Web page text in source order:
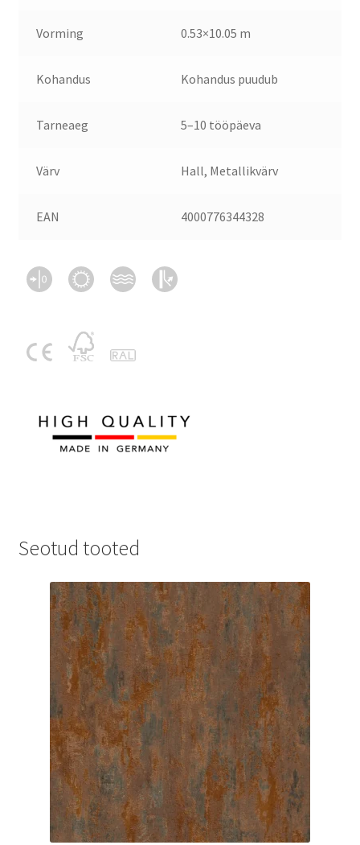
Vorming 0.53×10.05 m
Kohandus Kohandus puudub
Tarneaeg 5–10 tööpäeva
Värv Hall, Metallikvärv
EAN 4000776344328
Seotud tooted